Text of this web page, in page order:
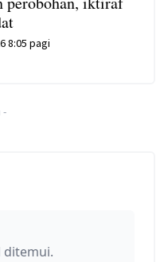
8:05 pagi
-
ditemui.